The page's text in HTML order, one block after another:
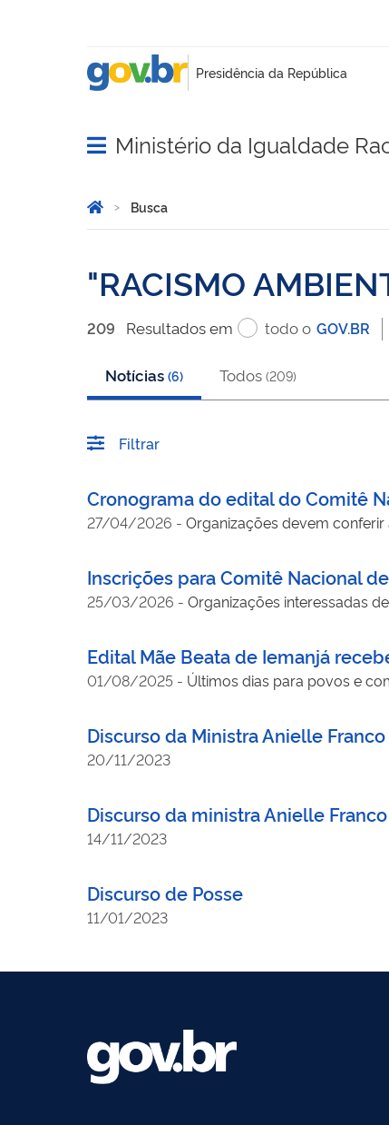
Abrir menu principal de navegação
Ministério da Igualdade
Você está aqui:
Página Inicial
Busca
RACISMO
209 Resultadosem todo o GOV.BR
Notícias (6) Todos (209)
Filtrar
Cronograma do edital do Comitê
27/04/2026 - Organizações devem
Inscrições para Comitê Nacional
25/03/2026 - Organizações interessadas
Edital Mãe Beata de Iemanjá
01/08/2025 - Últimos dias para povos e
Discurso da Ministra Anielle
20/11/2023
Discurso da ministra Anielle
14/11/2023
Discurso de Posse
11/01/2023